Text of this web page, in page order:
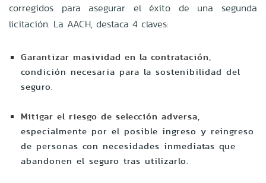
corregidos para asegurar el éxito de una segunda
licitación. La AACH, destaca 4 claves:
Garantizar masividad en la contratación,
condición necesaria para la sostenibilidad del
seguro.
Mitigar el riesgo de selección adversa,
especialmente por el posible ingreso y reingreso
de personas con necesidades inmediatas que
abandonen el seguro tras utilizarlo.